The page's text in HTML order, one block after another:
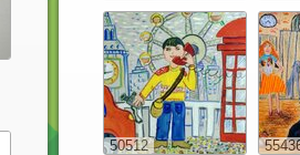
50512